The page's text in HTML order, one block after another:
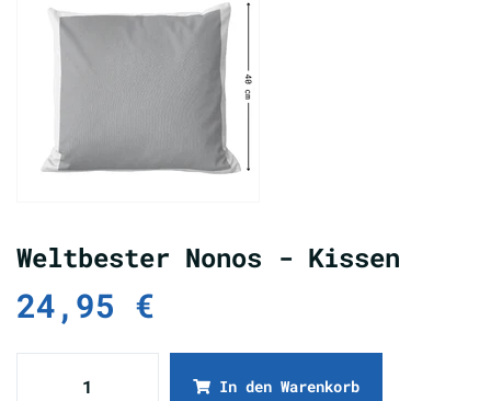
Weltbester Nonos - Kissen
24,95 €
In den Warenkorb